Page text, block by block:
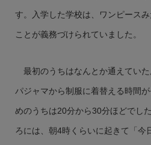
す。入学した学校は、ワンピース
ことが義務づけられていました
最初のうちはなんとか通えてい
パジャマから制服に着替える時間
めのうちは20分から30分ほどでし
ろには、朝4時くらいに起きて「今